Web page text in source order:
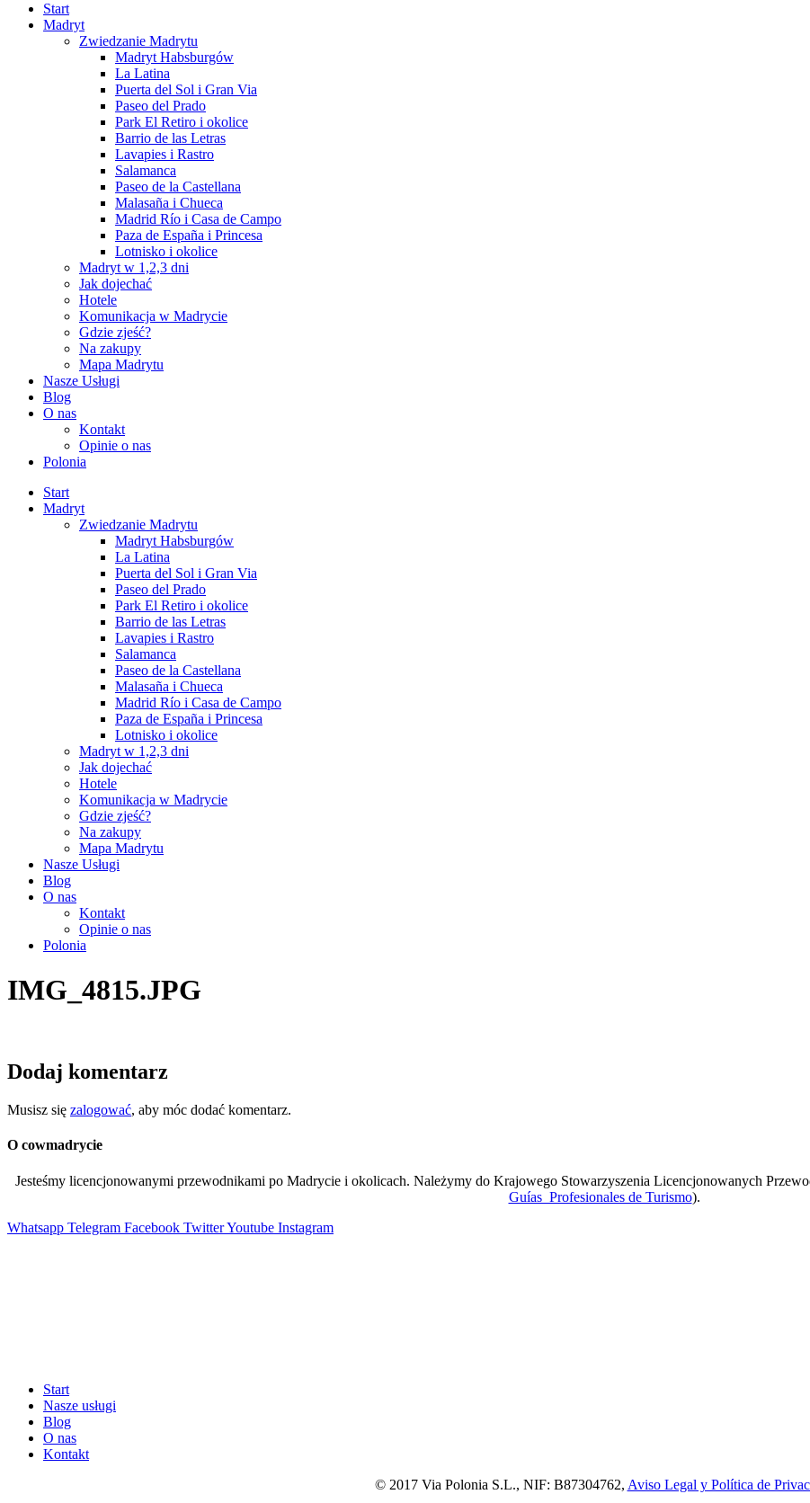
Start
Madryt
Zwiedzanie Madrytu
Madryt Habsburgów
La Latina
Puerta del Sol i Gran Via
Paseo del Prado
Park El Retiro i okolice
Barrio de las Letras
Lavapies i Rastro
Salamanca
Paseo de la Castellana
Malasaña i Chueca
Madrid Río i Casa de Campo
Paza de España i Princesa
Lotnisko i okolice
Madryt w 1,2,3 dni
Jak dojechać
Hotele
Komunikacja w Madrycie
Gdzie zjeść?
Na zakupy
Mapa Madrytu
Nasze Usługi
Blog
O nas
Kontakt
Opinie o nas
Polonia
Start
Madryt
Zwiedzanie Madrytu
Madryt Habsburgów
La Latina
Puerta del Sol i Gran Via
Paseo del Prado
Park El Retiro i okolice
Barrio de las Letras
Lavapies i Rastro
Salamanca
Paseo de la Castellana
Malasaña i Chueca
Madrid Río i Casa de Campo
Paza de España i Princesa
Lotnisko i okolice
Madryt w 1,2,3 dni
Jak dojechać
Hotele
Komunikacja w Madrycie
Gdzie zjeść?
Na zakupy
Mapa Madrytu
Nasze Usługi
Blog
O nas
Kontakt
Opinie o nas
Polonia
IMG_4815.JPG
Dodaj komentarz
Musisz się zalogować, aby móc dodać komentarz.
O cowmadrycie
Jesteśmy licencjonowanymi przewodnikami po Madrycie i okolicach. Należymy do Krajowego Stowarzyszenia Licencjonowanych
Guías Profesionales de Turismo).
Whatsapp Telegram Facebook TwitterYoutube Instagram
Start
Nasze usługi
Blog
O nas
Kontakt
© 2017 Via Polonia S.L., NIF: B87304762, Aviso Legal y Política de